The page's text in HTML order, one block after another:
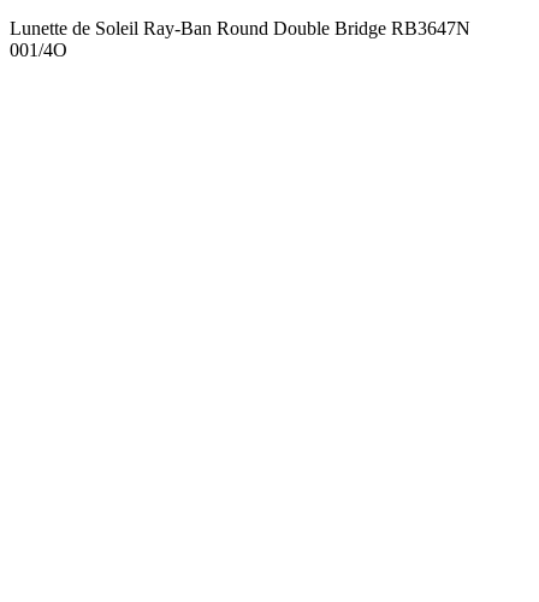
Lunette de Soleil Ray-Ban Round Double Bridge RB3647N
001/4O